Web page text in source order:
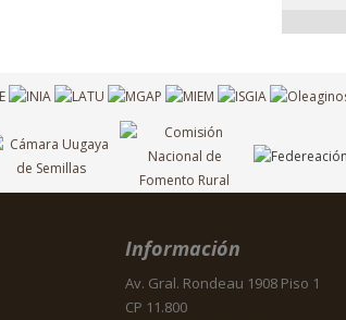
Información
Av. Gral. Rondeau 1908 Piso 1
CP 11.800